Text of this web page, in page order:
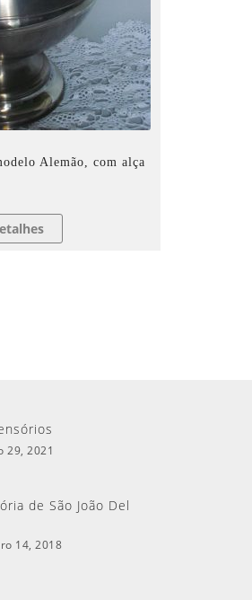
Alemão, com alça
29, 2021
de São João Del
14, 2018